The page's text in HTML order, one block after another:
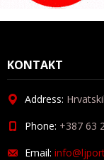
KONTAKT
Address:
Phone: +387 63
Email: